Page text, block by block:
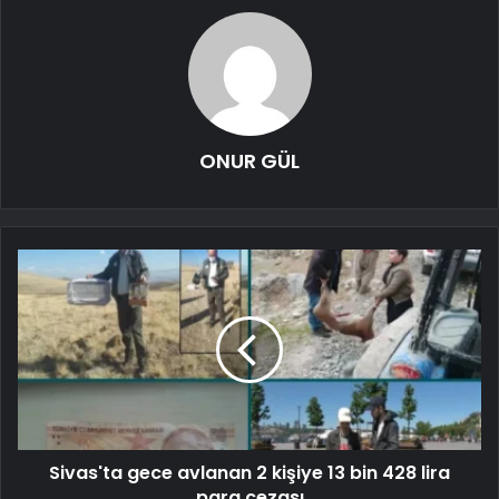
ONUR GÜL
Sivas'ta gece avlanan 2 kişiye 13 bin 428 lira